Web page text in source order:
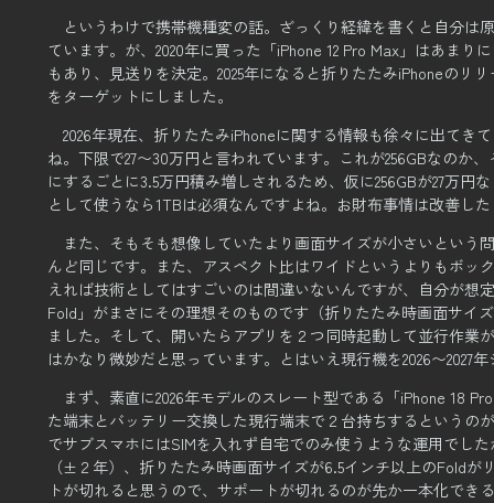
というわけで携帯機種変の話。 ざっくり経緯を書くと自分は
ています。 が、2020年に買った「iPhone 12 Pro Max」はあまり
もあり、見送りを決定。 2025年になると折りたたみiPhoneのリ
をターゲットにしました。
2026年現在、折りたたみiPhoneに関する情報も徐々に出てき
ね。下限で27〜30万円と言われています。 これが256GBなのか
にするごとに3.5万円積み増しされるため、 仮に256GBが27万円
として使うなら1TBは必須なんですよね。 お財布事情は改善し
また、そもそも想像していたより画面サイズが小さいという
んど同じです。また、アスペクト比はワイドというよりもボッ
えれば技術としてはすごいのは間違いないんですが、
自分が想
Fold」がまさにその理想そのものです（折りたたみ時画面サイ
ました。 そして、開いたらアプリを２つ同時起動して並行作業
はかなり微妙だと思っています。 とはいえ現行機を2026〜2027
まず、素直に2026年モデルのスレート型である「iPhone 18
た端末とバッテリー交換した現行端末で２台持ちするというの
でサブスマホにはSIMを入れず自宅でのみ使うような運用でした
（±２年）、折りたたみ時画面サイズが6.5インチ以上のFold
トが切れると思うので、 サポートが切れるのが先か一本化でき